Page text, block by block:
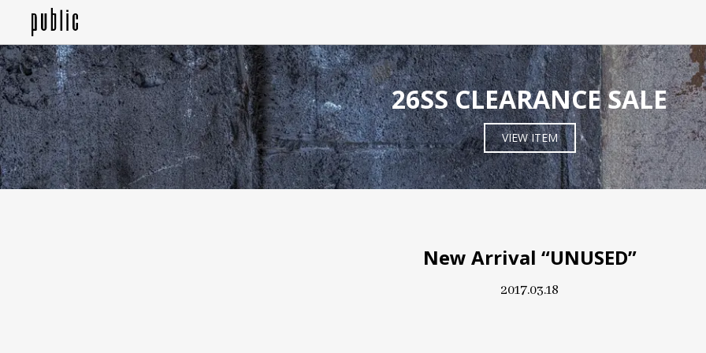
26SS CLEARANCE SALE
VIEW ITEM
New Arrival “UNUSED”
2017.03.18